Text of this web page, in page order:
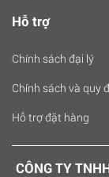
Hỗ trợ
Chính sách đại lý
Chính sách và quy
Hỗ trợ đặt hàng
CÔNG TY